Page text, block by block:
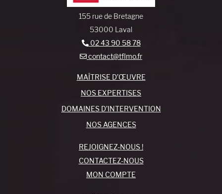
155 rue de Bretagne
53000 Laval
02 43 90 58 78
contact@tflmo.fr
MAÎTRISE D’ŒUVRE
NOS EXPERTISES
DOMAINES D’INTERVENTION
NOS AGENCES
REJOIGNEZ-NOUS !
CONTACTEZ-NOUS
MON COMPTE